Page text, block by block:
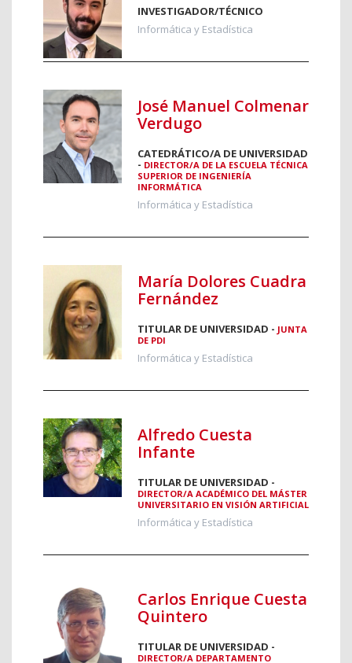
INVESTIGADOR/TÉCNICO
Informática y Estadística
José Manuel Colmenar
Verdugo
CATEDRÁTICO/A DE UNIVERSIDAD
- DIRECTOR/A DE LA ESCUELA TÉCNICA
SUPERIOR DE INGENIERÍA
INFORMÁTICA
Informática y Estadística
María Dolores Cuadra
Fernández
TITULAR DE UNIVERSIDAD - JUNTA
DE PDI
Informática y Estadística
Alfredo Cuesta
Infante
TITULAR DE UNIVERSIDAD -
DIRECTOR/A ACADÉMICO DEL MÁSTER
UNIVERSITARIO EN VISIÓN ARTIFICIAL
Informática y Estadística
Carlos Enrique Cuesta
Quintero
TITULAR DE UNIVERSIDAD -
DIRECTOR/A DEPARTAMENTO